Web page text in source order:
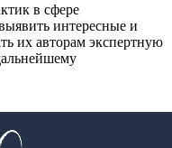
в сфере
интересные и
их авторам экспертную